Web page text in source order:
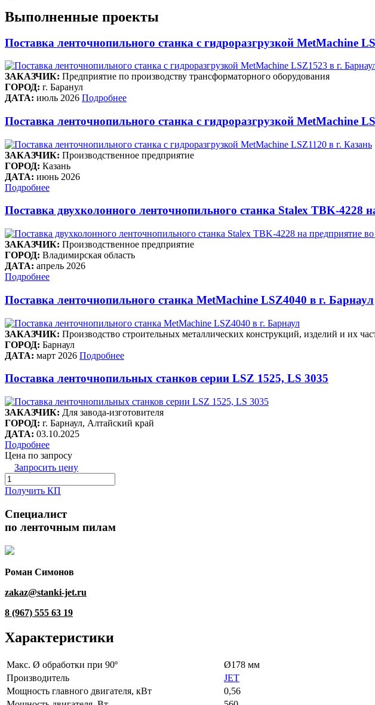
Выполненные проекты
Поставка ленточнопильного станка c гидроразгрузкой MetMachine
ЗАКАЗЧИК: Предприятие по производству трансформаторного оборудования
ГОРОД: г. Баранул
ДАТА: июль 2026 Подробнее
Поставка ленточнопильного станка c гидроразгрузкой MetMachine
ЗАКАЗЧИК: Производственное предприятие
ГОРОД: Казань
ДАТА: июнь 2026
Подробнее
Поставка двухколонного ленточнопильного станка Stalex TBK-4228
ЗАКАЗЧИК: Производственное предприятие
ГОРОД: Владимирская область
ДАТА: апрель 2026
Подробнее
Поставка ленточнопильного станка MetMachine LSZ4040 в г. Барнаул
ЗАКАЗЧИК: Производство строительных металлических конструкций, изделий и их
ГОРОД: Барнаул
ДАТА: март 2026 Подробнее
Поставка ленточнопильных станков серии LSZ 1525, LS 3035
ЗАКАЗЧИК: Для завода-изготовителя
ГОРОД: г. Барнаул, Алтайский край
ДАТА: 03.10.2025
Подробнее
Цена по запросу
Запросить цену
Получить КП
Специалист
по ленточным пилам
Роман Симонов
zakaz@stanki-jet.ru
8 (967) 555 63 19
Характеристики
Макс. Ø обработки при 90º
Ø178 мм
Производитель
JET
Мощность главного двигателя, кВт
0,56